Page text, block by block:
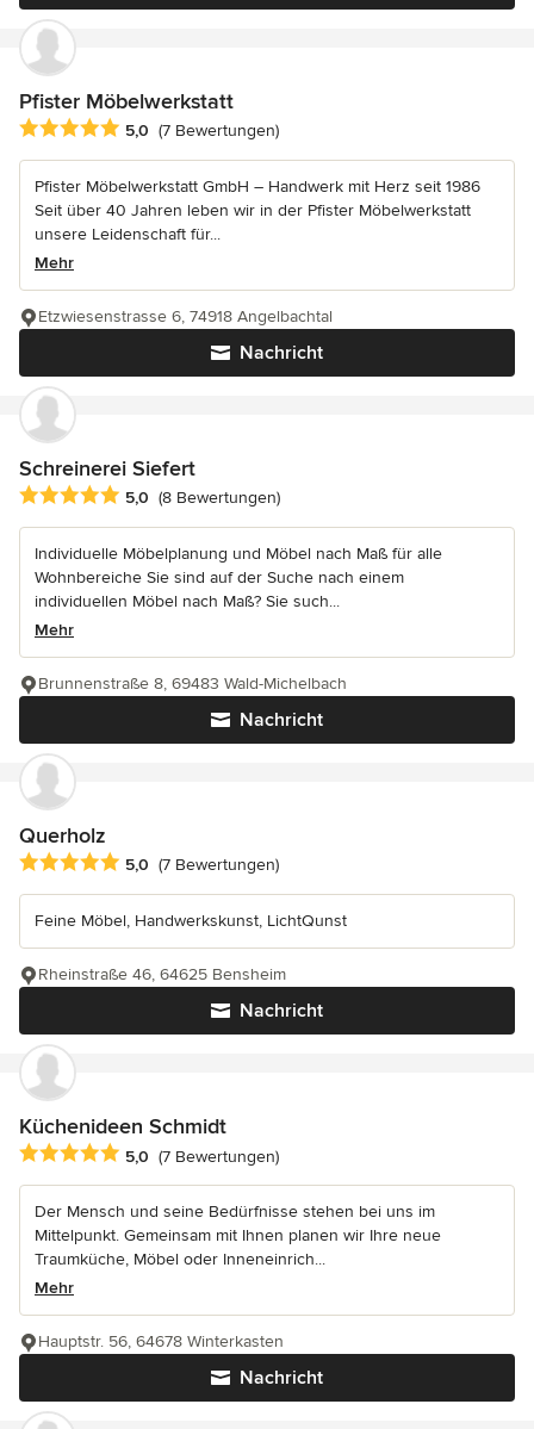
Pfister Möbelwerkstatt
Durchschnittliche Bewertung: 5 von 5 Sternen
5,0 (7 Bewertungen)
Pfister Möbelwerkstatt GmbH – Handwerk mit Herz seit 1986
Seit über 40 Jahren leben wir in der Pfister Möbelwerkstatt
unsere Leidenschaft für...
Mehr
Nachricht
Etzwiesenstrasse 6, 74918 Angelbachtal
Schreinerei Siefert
Durchschnittliche Bewertung: 5 von 5 Sternen
5,0 (8 Bewertungen)
Individuelle Möbelplanung und Möbel nach Maß für alle
Wohnbereiche Sie sind auf der Suche nach einem
individuellen Möbel nach Maß? Sie such...
Mehr
Nachricht
Brunnenstraße 8, 69483 Wald-Michelbach
Querholz
Durchschnittliche Bewertung: 5 von 5 Sternen
5,0 (7 Bewertungen)
Feine Möbel, Handwerkskunst, LichtQunst
Nachricht
Rheinstraße 46, 64625 Bensheim
Küchenideen Schmidt
Durchschnittliche Bewertung: 5 von 5 Sternen
5,0 (7 Bewertungen)
Der Mensch und seine Bedürfnisse stehen bei uns im
Mittelpunkt. Gemeinsam mit Ihnen planen wir Ihre neue
Traumküche, Möbel oder Inneneinrich...
Mehr
Nachricht
Hauptstr. 56, 64678 Winterkasten